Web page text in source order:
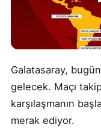
Galatasaray,
gelecek. Maçı
karşılaşmanın
merak ediyor.